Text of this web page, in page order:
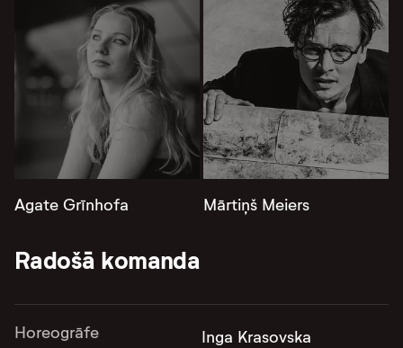
Agate Grīnhofa Mārtiņš Meiers
Radošā komanda
Horeogrāfe Inga Krasovska